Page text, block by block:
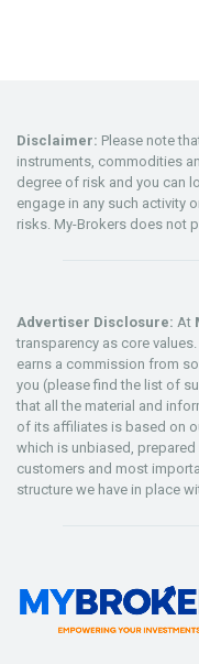
Disclaimer: Please note
instruments, commodities
degree of risk and you can
engage in any such activity
risks. My-Brokers does not
Advertiser Disclosure: At
transparency as core
earns a commission from
you (please find the list of
that all the material and
of its affiliates is based on
which is unbiased,
customers and most
structure we have in place